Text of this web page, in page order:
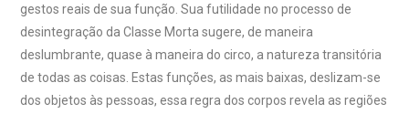
gestos reais de sua função. Sua futilidade no processo de
desintegração da Classe Morta sugere, de maneira
deslumbrante, quase à maneira do circo, a natureza transitória
de todas as coisas. Estas funções, as mais baixas, deslizam-se
dos objetos às pessoas, essa regra dos corpos revela as regiões